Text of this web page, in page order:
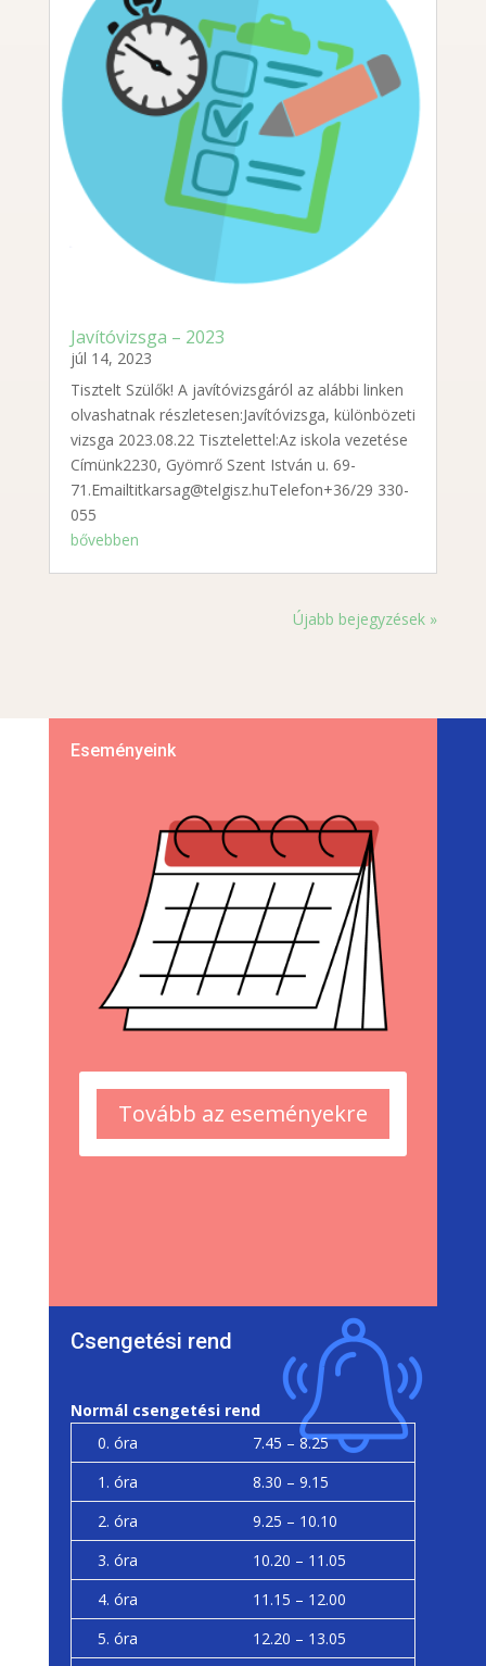
Javítóvizsga – 2023
júl 14, 2023
Tisztelt Szülők! A javítóvizsgáról az alábbi linken
olvashatnak részletesen:Javítóvizsga, különbözeti
vizsga 2023.08.22 Tisztelettel:Az iskola vezetése
Címünk2230, Gyömrő Szent István u. 69-
71.Emailtitkarsag@telgisz.huTelefon+36/29 330-
055
bővebben
Újabb bejegyzések »
Eseményeink
Tovább az eseményekre
Csengetési rend
Normál csengetési rend
0. óra
7.45 – 8.25
1. óra
8.30 – 9.15
2. óra
9.25 – 10.10
3. óra
10.20 – 11.05
4. óra
11.15 – 12.00
5. óra
12.20 – 13.05